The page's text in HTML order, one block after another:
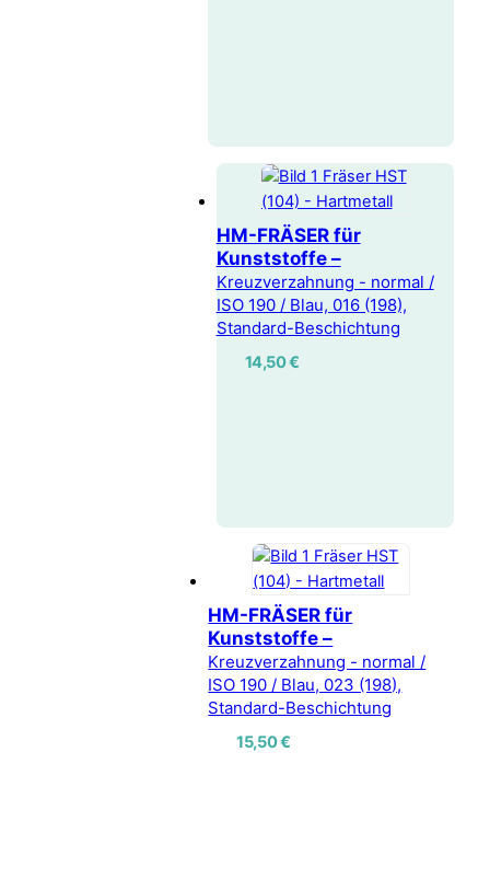
HM-FRÄSER für
Kunststoffe –
Kreuzverzahnung - normal /
ISO 190 / Blau, 016 (198),
Standard-Beschichtung
14,50€
HM-FRÄSER für
Kunststoffe –
Kreuzverzahnung - normal /
ISO 190 / Blau, 023 (198),
Standard-Beschichtung
15,50€